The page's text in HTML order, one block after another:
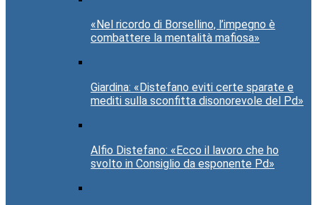
«Nel ricordo di Borsellino, l’impegno è
combattere la mentalità mafiosa»
Giardina: «Distefano eviti certe sparate e
mediti sulla sconfitta disonorevole del Pd»
Alfio Distefano: «Ecco il lavoro che ho
svolto in Consiglio da esponente Pd»